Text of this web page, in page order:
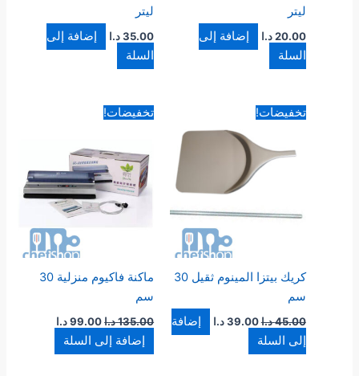
ليتر
20.00 د.ا
إضافة إلى
السلة
ليتر
35.00د.ا
إضافة إلى
السلة
تخفيضات!
كريك بيتزا المينوم ثقيل 30
سم
45.00د.ا
السعر
الأصلي
هو:
45.00 د.ا.
39.00 د.ا
39.00 د.ا.
إضافة
إلى السلة
تخفيضات!
ماكنة فاكيوم منزلية 30
سم
135.00د.ا
135.00 د.ا.
99.00د.ا
إضافة إلى السلة